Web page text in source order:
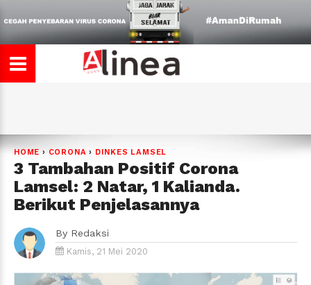
HOME › CORONA › DINKES LAMSEL
3 Tambahan Positif Corona
Lamsel: 2 Natar, 1 Kalianda.
Berikut Penjelasannya
By Redaksi
Kamis, 21 Mei 2020